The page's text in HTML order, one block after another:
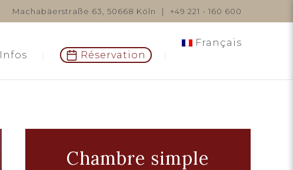
+49 221 - 160 600
|
Machabäerstraße 63, 50668 Köln
Infos Réservation
Français
Chambre simple